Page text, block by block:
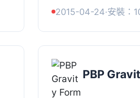
題。, 選擇動畫並設
2015-04-24·安裝：
PBP